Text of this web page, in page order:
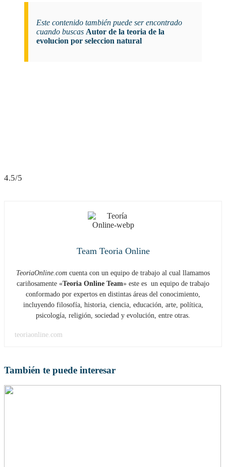
Este contenido también puede ser encontrado
cuando buscas Autor de la teoria de la
evolucion por seleccion natural
4.5/5
Team Teoria Online
TeoriaOnline.com cuenta con un equipo de trabajo al cual llamamos
cariñosamente «Teoria Online Team» este es un equipo de trabajo
conformado por expertos en distintas áreas del conocimiento,
incluyendo filosofía, historia, ciencia, educación, arte, política,
psicología, religión, sociedad y evolución, entre otras.
teoriaonline.com
También te puede interesar